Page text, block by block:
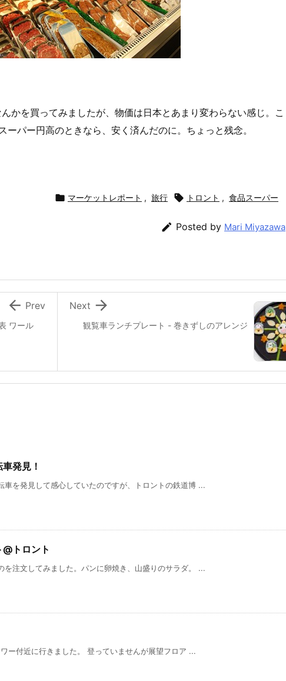
かを買ってみましたが、物価は日本とあまり変わらない感じ。こ
パー円高のときなら、安く済んだのに。ちょっと残念。
 マーケットレポート , 旅行  トロント , 食品スーパー
 Posted by Mari Miyazawa
観覧車ランチプレート - 巻きずしのアレンジ

Next
ワール
 Prev
発見！
車を発見して感心していたのですが、トロントの鉄道博 ...
トロント
を注文してみました。パンに卵焼き、山盛りのサラダ。 ...
ー付近に行きました。 登っていませんが展望フロア ...